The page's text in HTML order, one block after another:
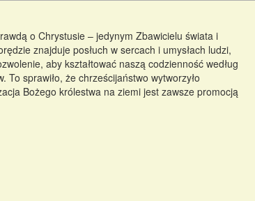
o Chrystusie – jedynym Zbawicielu świata i
znajduje posłuch w sercach i umysłach ludzi,
aby kształtować naszą codzienność według
sprawiło, że chrześcijaństwo wytworzyło
Bożego królestwa na ziemi jest zawsze promocją